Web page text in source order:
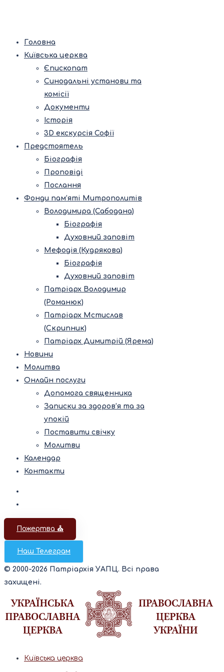
Головна
Київська церква
Єпископат
Синодальні установи та
комісії
Документи
Історія
3D екскурсія Софії
Предстоятель
Біографія
Проповіді
Послання
Фонди пам’яті Митрополитів
Володимира (Сабодана)
Біографія
Духовний заповіт
Мефодія (Кудрякова)
Біографія
Духовний заповіт
Патріарх Володимир
(Романюк)
Патріарх Мстислав
(Скрипник)
Патріарх Димитрій (Ярема)
Новини
Молитва
Онлайн послуги
Допомога священника
Записки за здоров’я та за
упокій
Поставити свічку
Молитви
Календар
Контакти
Пожертва ⛪️
Наш Телеграм
© 2000-2026 Патріархія УАПЦ. Всі права
захищені.
Київська церква